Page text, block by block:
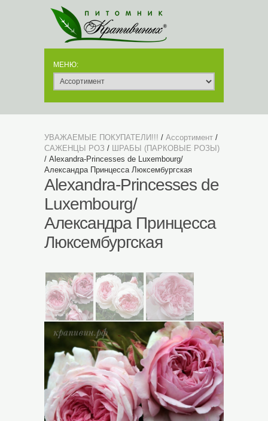
УВАЖАЕМЫЕ ПОКУПАТЕЛИ!!! / Ассортимент /
САЖЕНЦЫ РОЗ / ШРАБЫ (ПАРКОВЫЕ РОЗЫ)
/ Alexandra-Princesses de Luxembourg/
Александра Принцесса Люксембургская
Alexandra-Princesses de
Luxembourg/
Александра Принцесса
Люксембургская